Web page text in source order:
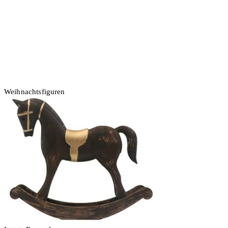
Weihnachtsfiguren